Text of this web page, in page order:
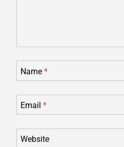
Name *
Email *
Website